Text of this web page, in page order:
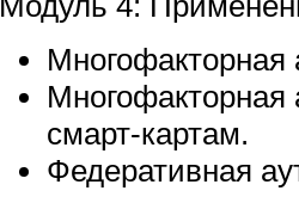
Многофакторная
Многофакторная
смарт-картам.
Федеративная